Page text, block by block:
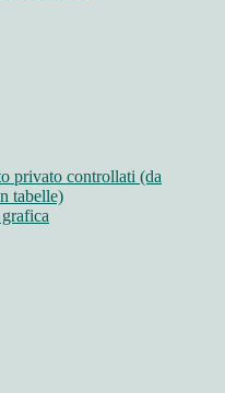
privato controllati (da
tabelle)